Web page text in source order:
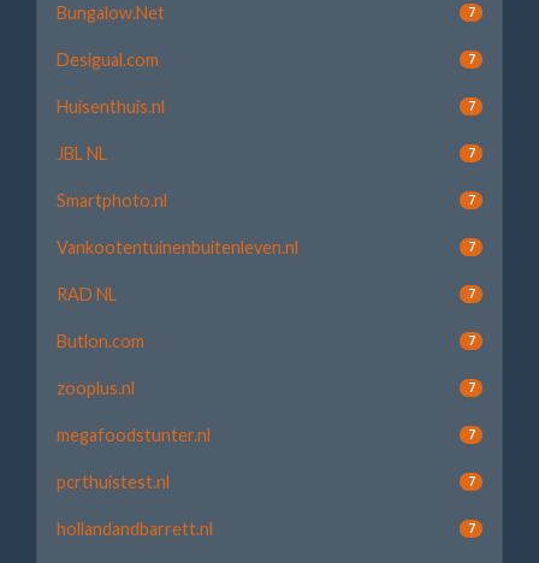
Bungalow.Net 7
Desigual.com 7
Huisenthuis.nl 7
JBL NL 7
Smartphoto.nl 7
Vankootentuinenbuitenleven.nl 7
RAD NL 7
Butlon.com 7
zooplus.nl 7
megafoodstunter.nl 7
pcrthuistest.nl 7
hollandandbarrett.nl 7